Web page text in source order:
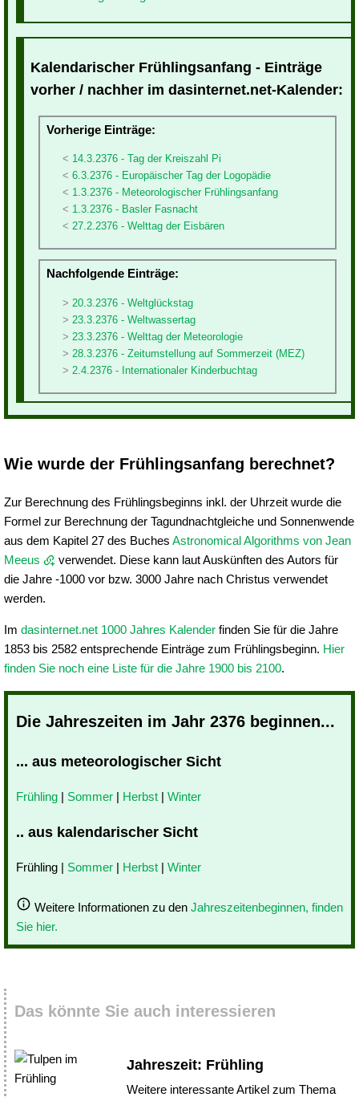
Kalendarischer Frühlingsanfang - Einträge
vorher / nachher im dasinternet.net-Kalender:
Vorherige Einträge:
14.3.2376 - Tag der Kreiszahl Pi
6.3.2376 - Europäischer Tag der Logopädie
1.3.2376 - Meteorologischer Frühlingsanfang
1.3.2376 - Basler Fasnacht
27.2.2376 - Welttag der Eisbären
Nachfolgende Einträge:
20.3.2376 - Weltglückstag
23.3.2376 - Weltwassertag
23.3.2376 - Welttag der Meteorologie
28.3.2376 - Zeitumstellung auf Sommerzeit (MEZ)
2.4.2376 - Internationaler Kinderbuchtag
Wie wurde der Frühlingsanfang berechnet?
Zur Berechnung des Frühlingsbeginns inkl. der Uhrzeit wurde die
Formel zur Berechnung der Tagundnachtgleiche und Sonnenwende
aus dem Kapitel 27 des Buches Astronomical Algorithms von Jean
Meeus
verwendet. Diese kann laut Auskünften des Autors für
die Jahre -1000 vor bzw. 3000 Jahre nach Christus verwendet
werden.
Im dasinternet.net 1000 Jahres Kalender finden Sie für die Jahre
1853 bis 2582 entsprechende Einträge zum Frühlingsbeginn. Hier
finden Sie noch eine Liste für die Jahre 1900 bis 2100.
Die Jahreszeiten im Jahr 2376 beginnen...
... aus meteorologischer Sicht
Frühling | Sommer | Herbst | Winter
.. aus kalendarischer Sicht
Frühling | Sommer | Herbst | Winter
Weitere Informationen zu den Jahreszeitenbeginnen, finden
Sie hier.
Das könnte Sie auch interessieren
Jahreszeit: Frühling
Weitere interessante Artikel zum Thema